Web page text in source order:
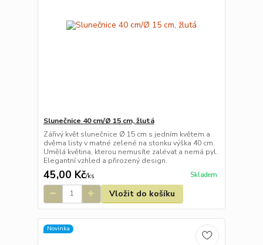
Slunečnice 40 cm/Ø 15 cm, žlutá
Zářivý květ slunečnice Ø 15 cm s jedním květem a
dvěma listy v matné zelené na stonku výška 40 cm.
Umělá květina, kterou nemusíte zalévat a nemá pyl.
Elegantní vzhled a přirozený design.
45,00 Kč/ks Skladem
Vložit do košíku
Novinka